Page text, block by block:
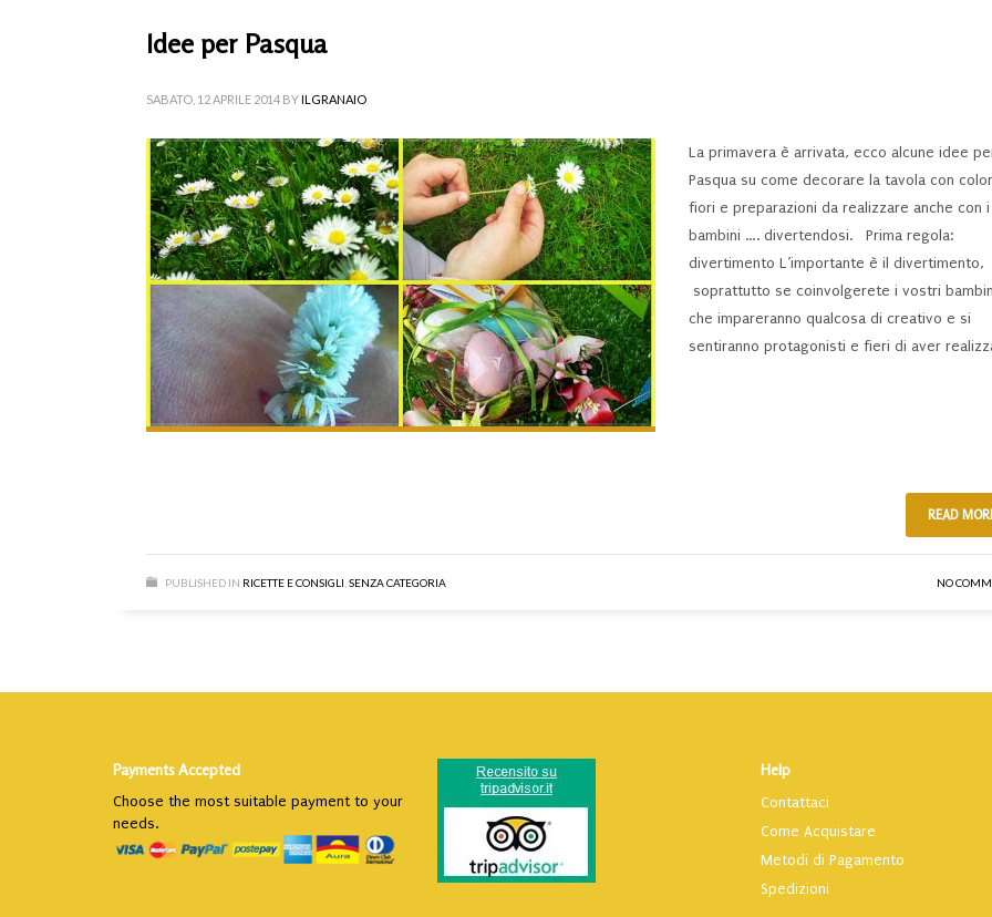
Idee per Pasqua
SABATO, 12 APRILE 2014 BYILGRANAIO
La primavera è arrivata, ecco alcune idee
Pasqua su come decorare la tavola con
fiori e preparazioni da realizzare anche con i
bambini …. divertendosi. Prima regola:
divertimento L’importante è il divertimento,
soprattutto se coinvolgerete i vostri
che impareranno qualcosa di creativo e si
sentiranno protagonisti e fieri di aver
READ
PUBLISHED IN RICETTE E CONSIGLI SENZA CATEGORIA NO
Payments Accepted
Choose the most suitable payment to your
needs.
Help
Contattaci
Come Acquistare
Metodi di Pagamento
Spedizioni